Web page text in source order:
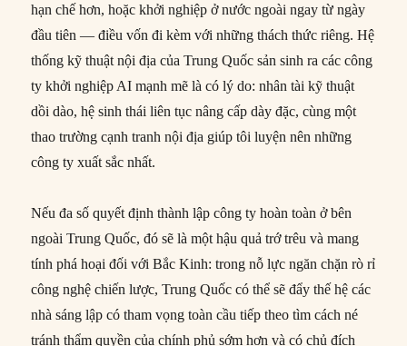
hạn chế hơn, hoặc khởi nghiệp ở nước ngoài ngay từ ngày
đầu tiên — điều vốn đi kèm với những thách thức riêng. Hệ
thống kỹ thuật nội địa của Trung Quốc sản sinh ra các công
ty khởi nghiệp AI mạnh mẽ là có lý do: nhân tài kỹ thuật
dồi dào, hệ sinh thái liên tục nâng cấp dày đặc, cùng một
thao trường cạnh tranh nội địa giúp tôi luyện nên những
công ty xuất sắc nhất.
Nếu đa số quyết định thành lập công ty hoàn toàn ở bên
ngoài Trung Quốc, đó sẽ là một hậu quả trớ trêu và mang
tính phá hoại đối với Bắc Kinh: trong nỗ lực ngăn chặn rò rỉ
công nghệ chiến lược, Trung Quốc có thể sẽ đẩy thế hệ các
nhà sáng lập có tham vọng toàn cầu tiếp theo tìm cách né
tránh thẩm quyền của chính phủ sớm hơn và có chủ đích